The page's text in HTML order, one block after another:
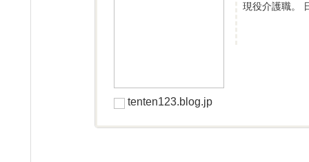
現役介護職。
tenten123.blog.jp